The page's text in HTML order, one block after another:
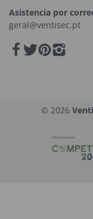
Asistencia por
geral@ventisec.pt
© 2026